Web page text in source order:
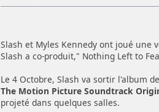
Slash et Myles Kennedy ont joué une
Slash a co-produit," Nothing Left to
Le 4 Octobre, Slash va sortir l'album
The Motion Picture Soundtrack
projeté dans quelques salles.